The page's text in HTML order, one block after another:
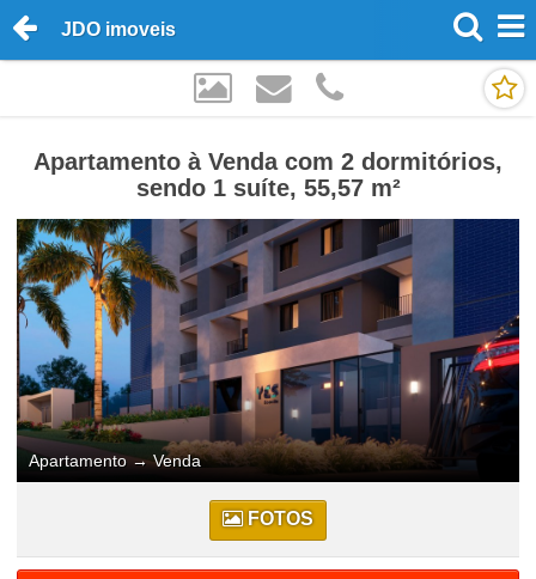
JDO imoveis
Apartamento à Venda com 2 dormitórios,
sendo 1 suíte, 55,57 m²
Apartamento→Venda
FOTOS